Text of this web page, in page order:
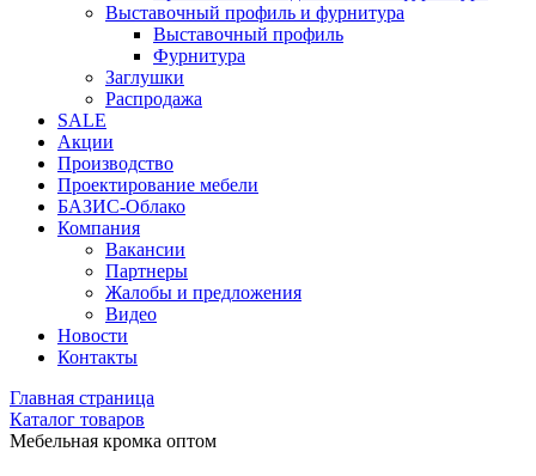
Выставочный профиль и фурнитура
Выставочный профиль
Фурнитура
Заглушки
Распродажа
SALE
Акции
Производство
Проектирование мебели
БАЗИС-Облако
Компания
Вакансии
Партнеры
Жалобы и предложения
Видео
Новости
Контакты
Главная страница
Каталог товаров
Мебельная кромка оптом